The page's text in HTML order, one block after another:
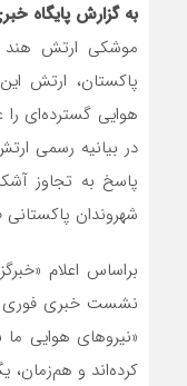
به گزارش پایگاه
موشکی ارتش
پاکستان، ارتش
هوایی گسترده‌ای
در بیانیه رسمی
پاسخ به تجاوز
شهروندان
براساس اعلام
نشست خبری فوری
«نیروهای هوایی
کرده‌اند و هم‌زمان،